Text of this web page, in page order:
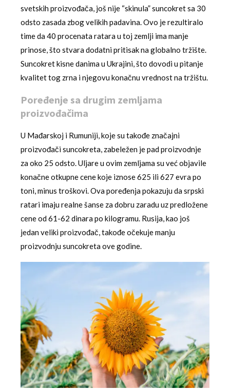
svetskih proizvođača, još nije “skinula” suncokret sa 30
odsto zasada zbog velikih padavina. Ovo je rezultiralo
time da 40 procenata ratara u toj zemlji ima manje
prinose, što stvara dodatni pritisak na globalno tržište.
Suncokret kisne danima u Ukrajini, što dovodi u pitanje
kvalitet tog zrna i njegovu konačnu vrednost na tržištu.
Poređenje sa drugim zemljama
proizvođačima
U Mađarskoj i Rumuniji, koje su takođe značajni
proizvođači suncokreta, zabeležen je pad proizvodnje
za oko 25 odsto. Uljare u ovim zemljama su već objavile
konačne otkupne cene koje iznose 625 ili 627 evra po
toni, minus troškovi. Ova poređenja pokazuju da srpski
ratari imaju realne šanse za dobru zaradu uz predložene
cene od 61-62 dinara po kilogramu. Rusija, kao još
jedan veliki proizvođač, takođe očekuje manju
proizvodnju suncokreta ove godine.